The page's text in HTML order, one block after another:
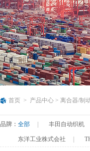
首页 > 产品中心 > 离合器/制
品牌： 全部 丰田自动织机
东洋工业株式会社